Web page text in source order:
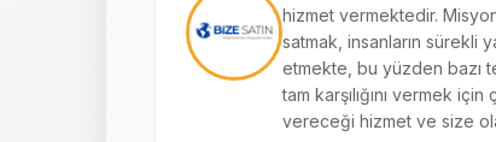
hizmet vermektedir.
satmak, insanların sürekli
etmekte, bu yüzden bazı
tam karşılığını vermek
vereceği hizmet ve size